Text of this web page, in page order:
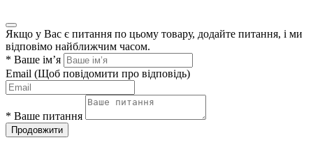
Якщо у Вас є питання по цьому товару, додайте питання, і ми
відповімо найближчим часом.
* Ваше ім’я
Email (Щоб повідомити про відповідь)
* Ваше питання
Продовжити